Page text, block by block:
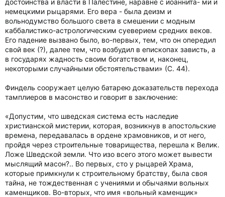
достоинства и власти в Палестине, наравне с иоаннита- ми и
немецкими рыцарями. Его вера - была деизм и
вольнодумство большого света в смешении с модным
каббалистико-астрологическим суеверием средних веков.
Его падение вызвано было, во-первых, тем, что он опередил
свой век (?), далее тем, что возбудил в епископах зависть, а
в государях жадность своим богатством и, наконец,
некоторыми случайными обстоятельствами» (С. 44).
Финдель сооружает целую батарею доказательств перехода
тамплиеров в масонство и говорит в заключение:
«Допустим, что шведская система есть наследие
христианской мистерии, которая, возникнув в апостольские
времена, передавалась в ордене храмовников, и от него,
пройдя через строительные товарищества, перешла к Велик.
Ложе Шведской земли. Что изо всего этого может вывести
мыслящий масон?.. Во первых, сто у рыцарей Храма,
которые примкнули к строительному братству, была своя
тайна, не тождественная с учениями и обычаями вольных
каменщиков. Во-вторых, что имя «вольный каменщик»